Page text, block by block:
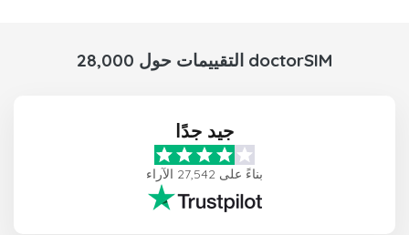
28,000 التقييمات حول doctorSIM
جيد جدًا
بناءً على 27,542 الآراء